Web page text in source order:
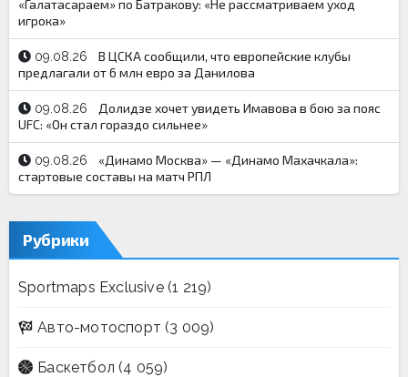
«Галатасараем» по Батракову: «Не рассматриваем уход
игрока»
09.08.26
В ЦСКА сообщили, что европейские клубы
предлагали от 6 млн евро за Данилова
09.08.26
Долидзе хочет увидеть Имавова в бою за пояс
UFC: «Он стал гораздо сильнее»
09.08.26
«Динамо Москва» — «Динамо Махачкала»:
стартовые составы на матч РПЛ
Рубрики
Sportmaps Exclusive(1 219)
Авто-мотоспорт (3 009)
Баскетбол (4 059)